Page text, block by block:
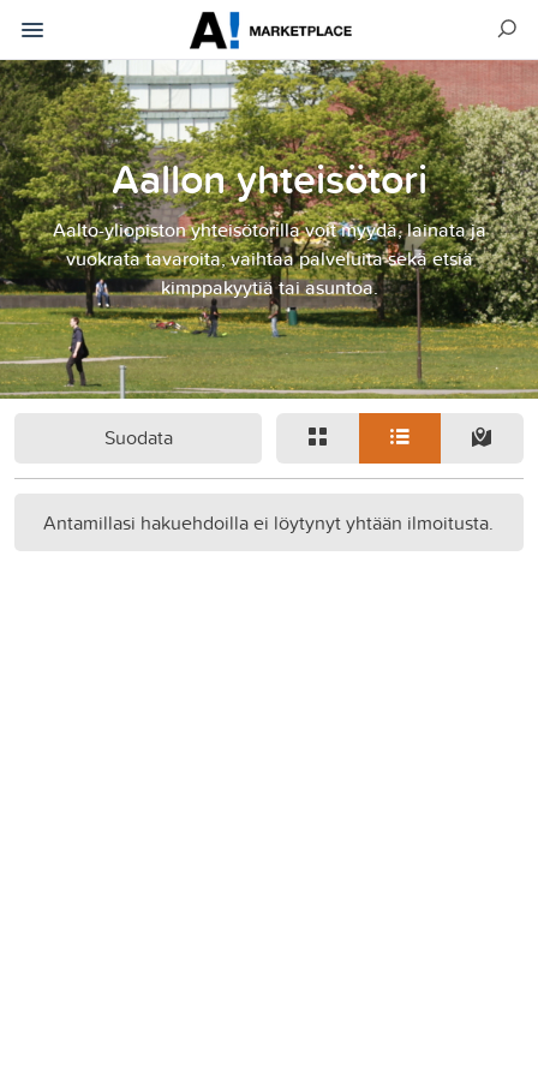
Aallon yhteisötori
Aalto-yliopiston yhteisötorilla voit myydä, lainata ja
vuokrata tavaroita, vaihtaa palveluita sekä etsiä
kimppakyytiä tai asuntoa.
Suodata
Antamillasi hakuehdoilla ei löytynyt yhtään ilmoitusta.